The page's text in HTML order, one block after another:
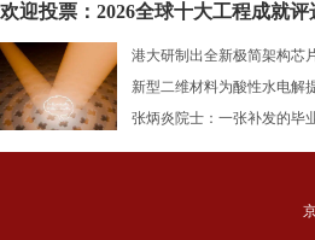
欢迎投票：2026全球十大工程成就评
港大研制出全新极简架构芯
新型二维材料为酸性水电解
张炳炎院士：一张补发的毕